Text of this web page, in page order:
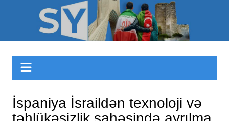
Sizinyol.org
İspaniya İsraildən texnoloji və